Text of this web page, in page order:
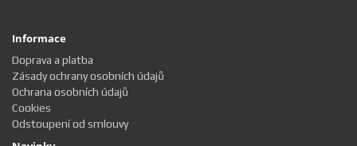
Informace
Doprava a platba
Zásady ochrany osobních údajů
Ochrana osobních údajů
Cookies
Odstoupení od smlouvy